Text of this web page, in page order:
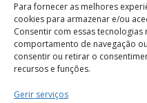
Para fornecer as melhores
cookies para armazenar e/ou
Consentir com essas
comportamento de navegação
consentir ou retirar o
recursos e funções.
Gerir serviços
Termos e Condições